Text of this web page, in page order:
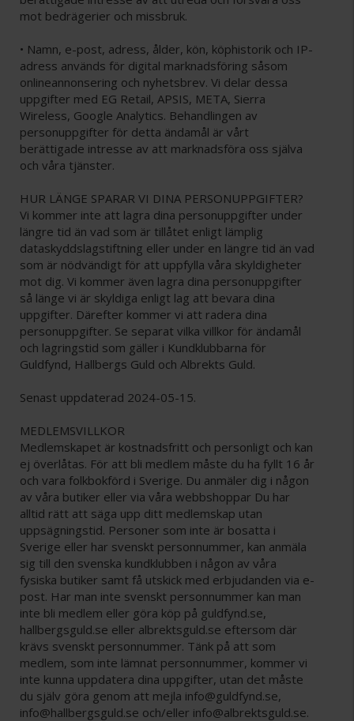
mot bedrägerier och missbruk.
• Namn, e-post, adress, ålder, kön, köphistorik och IP-
adress används för digital marknadsföring såsom
onlineannonsering och nyhetsbrev. Vi delar dessa
uppgifter med EG Retail, APSIS, META, Sierra
Wireless, Google Analytics. Behandlingen av
personuppgifter för detta ändamål är vårt
berättigade intresse av att marknadsföra oss själva
och våra tjänster.
HUR LÄNGE SPARAR VI DINA PERSONUPPGIFTER?
Vi kommer inte att lagra dina personuppgifter under
längre tid än vad som är tillåtet enligt lämplig
dataskyddslagstiftning eller under en längre tid än vad
som är nödvändigt för att uppfylla våra skyldigheter
mot dig. Vi kommer även lagra dina personuppgifter
så länge vi är skyldiga enligt lag att bevara dina
uppgifter. Därefter kommer vi att radera dina
personuppgifter. Se separat vilka villkor för ändamål
och lagringstid som gäller i Kundklubbarna för
Guldfynd, Hallbergs Guld och Albrekts Guld.
Senast uppdaterad 2024-05-15.
MEDLEMSVILLKOR
Medlemskapet är kostnadsfritt och personligt och kan
ej överlåtas. För att bli medlem måste du ha fyllt 16 år
och vara folkbokförd i Sverige. Du anmäler dig i någon
av våra butiker eller via våra webbshoppar Du har
alltid rätt att säga upp ditt medlemskap utan
uppsägningstid. Personer som inte är bosatta i
Sverige eller har svenskt personnummer, kan anmäla
sig till den svenska kundklubben i någon av våra
fysiska butiker samt få utskick med erbjudanden via e-
post. Har man inte svenskt personnummer kan man
inte bli medlem eller göra köp på guldfynd.se,
hallbergsguld.se eller albrektsguld.se eftersom där
krävs svenskt personnummer. Tänk på att som
medlem, som inte lämnat personnummer, kommer vi
inte kunna uppdatera dina uppgifter, utan det måste
du själv göra genom att mejla info@guldfynd.se,
info@hallbergsguld.se och/eller info@albrektsguld.se.